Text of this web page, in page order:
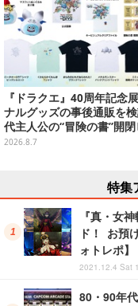
『ドラクエ』40周年記念
ナルグッズの事後通販を
代主人公の“冒険の書”開
をはじめ、ユニークなＴシ
2026.8.7
特集
『真・女
ド！ お預
ォトレポ】
2021.12.4 Sat
80・90年